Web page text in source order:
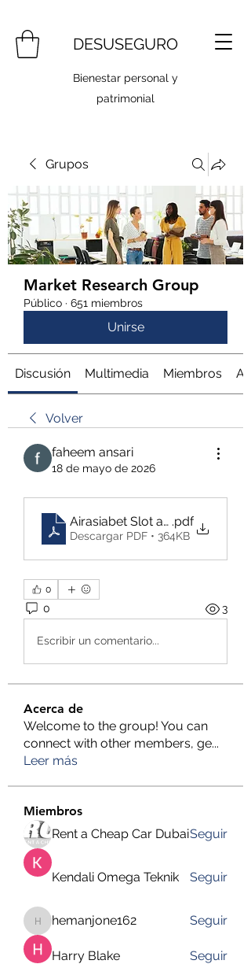
DESUSEGURO
Bienestar personal y
patrimonial
Grupos
Market Research Group
Público · 651 miembros
Unirse
Discusión Multimedia Miembros
Volver
faheem ansari
18 de mayo de 2026
Airasiabet Slot and Modern
.pdf
Descargar PDF • 364KB
0
0 3
Escribir un comentario...
Acerca de
Welcome to the group! You can
connect with other members, ge...
Leer más
Miembros
Rent a Cheap Car DubaiSeguir
Kendali Omega Teknik Seguir
hemanjone162
hemanjone162 Seguir
Harry Blake Seguir